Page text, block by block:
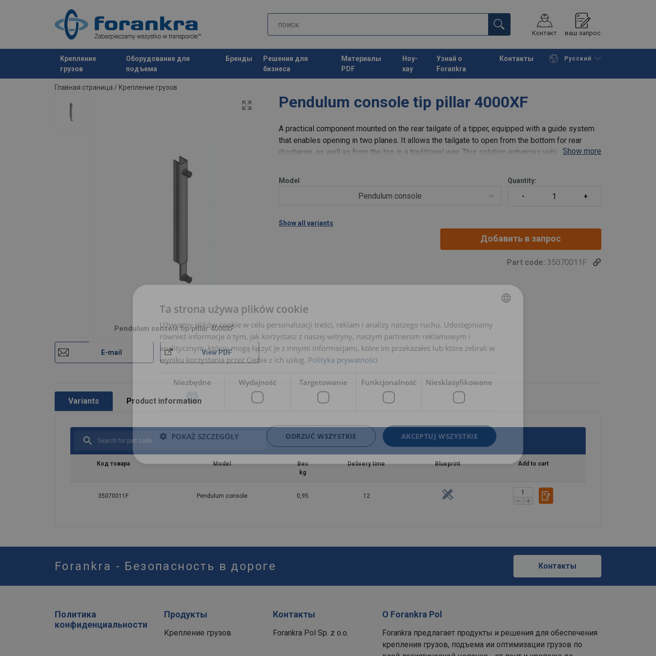
Контакт ваш запрос
Крепление
грузов
Оборудование для
подъема
Бренды
Решения для
бизнеса
Материалы
PDF
Ноу-
хау
Узнай о
Forankra
Контакты Русский
Продукт добавлен в ваш запрос Начать покупки К корзине
Главная страница / Крепление грузов
Pendulum console tip pillar 4000XF
Pendulum console tip pillar 4000XF
E-mail View PDF
A practical component mounted on the rear tailgate of a tipper, equipped with a guide system
that enables opening in two planes. It allows the tailgate to open from the bottom for rear
discharge, as well as from the top in a traditional way. This solution enhances vehicleShow more
Model
Pendulum console
Quantity:
Show all variants
Добавить в запрос
Part code: 35070011F
Variants Product information
Код товара Model
Вес
kg
Delivery time Blueprint Add to cart
35070011F Pendulum console 0,95 12
Forankra - Безопасность в дороге Контакты
Политика
конфиденциальности
Продукты
Крепление грузов
Контакты
Forankra Pol Sp. z o.o.
О Forankra Pol
Forankra предлагает продукты и решения для обеспечения
крепления грузов, подъема ии оптимизации грузов по
POLISH
ENGLISH TRANSLATION
Ta strona używa plików cookie
Używamy plików cookie w celu personalizacji treści, reklam i analizy naszego ruchu. Udostępniamy
również informacje o tym, jak korzystasz z naszej witryny, naszym partnerom reklamowym i
analitycznym, którzy mogą łączyć je z innymi informacjami, które im przekazałeś lub które zebrali w
wyniku korzystania przez Ciebie z ich usług. Polityka prywatności
Niezbędne Wydajność Targetowanie Funkcjonalność Niesklasyfikowane
AKCEPTUJ WSZYSTKIE
ODRZUĆ WSZYSTKIE
POKAŻ SZCZEGÓŁY